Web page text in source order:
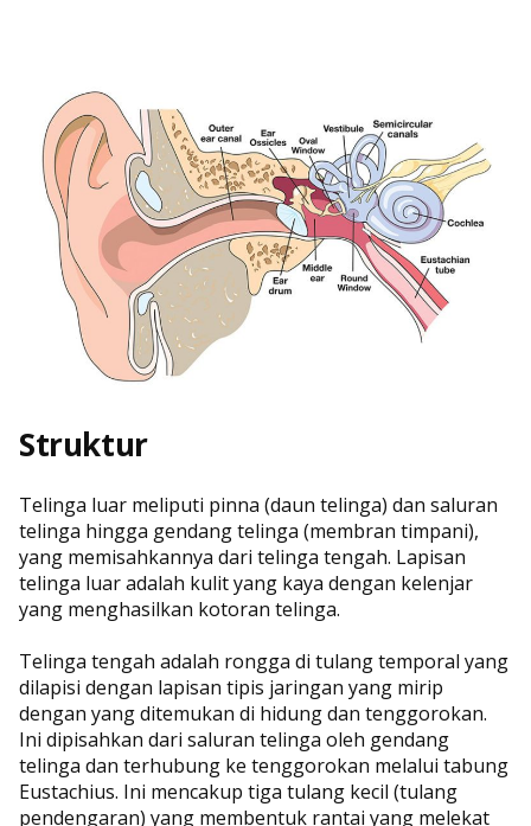
Struktur
Telinga luar meliputi pinna (daun telinga) dan saluran
telinga hingga gendang telinga (membran timpani),
yang memisahkannya dari telinga tengah. Lapisan
telinga luar adalah kulit yang kaya dengan kelenjar
yang menghasilkan kotoran telinga.
Telinga tengah adalah rongga di tulang temporal yang
dilapisi dengan lapisan tipis jaringan yang mirip
dengan yang ditemukan di hidung dan tenggorokan.
Ini dipisahkan dari saluran telinga oleh gendang
telinga dan terhubung ke tenggorokan melalui tabung
Eustachius. Ini mencakup tiga tulang kecil (tulang
pendengaran) yang membentuk rantai yang melekat